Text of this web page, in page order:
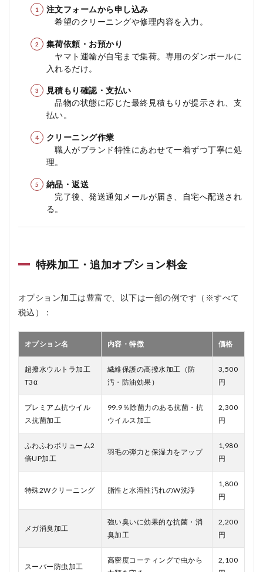
注文フォームから申し込み
希望のクリーニングや修理内容を入力。
集荷依頼・お預かり
ヤマト運輸が自宅まで集荷。専用のダンボールに
入れるだけ。
見積もり確認・支払い
品物の状態に応じた最終見積もりが提示され、支
払い。
クリーニング作業
職人がブランド特性にあわせて一着ずつ丁寧に処
理。
納品・返送
完了後、発送通知メールが届き、自宅へ配送され
る。
特殊加工・追加オプション料金
オプション加工は豊富で、以下は一部の例です（※すべて
税込）：
オプション名 内容・特徴 価格
超撥水ウルトラ加工
T3α
繊維保護の高撥水加工（防
汚・防油効果）
3,500
円
プレミアム抗ウイル
ス抗菌加工
99.9％除菌力のある抗菌・抗
ウイルス加工
2,300
円
ふわふわボリューム2
倍UP加工
羽毛の弾力と保湿力をアップ
1,980
円
特殊2Wクリーニング 脂性と水溶性汚れのW洗浄
1,800
円
メガ消臭加工
強い臭いに効果的な抗菌・消
臭加工
2,200
円
スーパー防虫加工
高密度コーティングで虫から
2,100